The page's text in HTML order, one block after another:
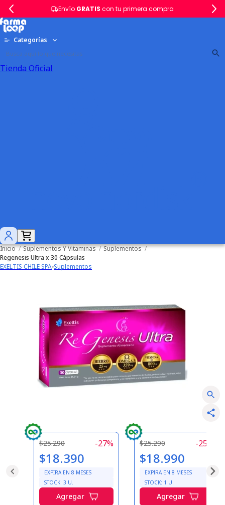
Envío GRATIS con tu primera compra
Categorías
Tienda Oficial
Inicio / Suplementos Y Vitaminas / Suplementos /
Regenesis Ultra x 30 Cápsulas
EXELTIS CHILE SPA Suplementos
$25.290 -27%
$18.390
EXPIRA EN 8 MESES
STOCK: 3 U.
Agregar
$25.290 -25
$18.990
EXPIRA EN 8 MESES
STOCK: 1 U.
Agregar